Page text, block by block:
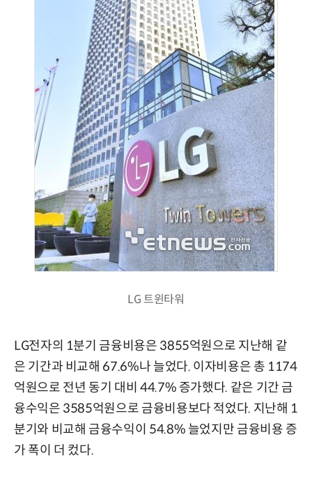
LG 트윈타워
LG전자의 1분기 금융비용은 3855억원으로 지난해 같
은 기간과 비교해 67.6%나 늘었다. 이자비용은 총 1174
억원으로 전년 동기 대비 44.7% 증가했다. 같은 기간 금
융수익은 3585억원으로 금융비용보다 적었다. 지난해 1
분기와 비교해 금융수익이 54.8% 늘었지만 금융비용 증
가 폭이 더 컸다.